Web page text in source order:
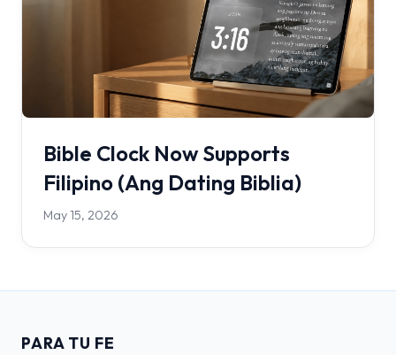
Bible Clock Now Supports
Filipino (Ang Dating Biblia)
May 15, 2026
PARA TU FE